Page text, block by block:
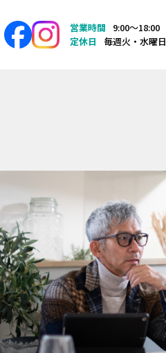
営業時間
9:00〜18:00
定休日
毎週火・水曜日